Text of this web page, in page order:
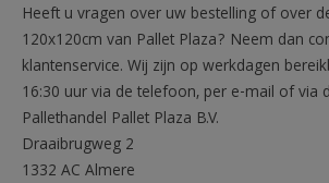
Heeft u vragen over uw bestelling of over
120x120cm van Pallet Plaza? Neem dan
klantenservice. Wij zijn op werkdagen
16:30 uur via de telefoon, per e-mail of via
Pallethandel Pallet Plaza B.V.
Draaibrugweg 2
1332 AC Almere